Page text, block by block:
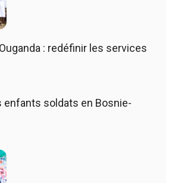
: redéfinir les services
enfants soldats en Bosnie-